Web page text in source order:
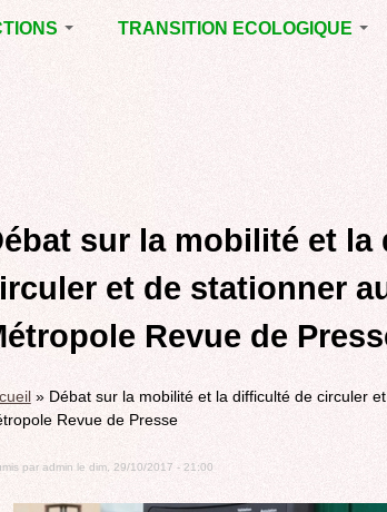
EN
ET A
TRANSITION ECOLOGIQUE
LA LUTTE CONTRE
BIODIVERSITE,
ENVIRONNEMENT,
URBANISME
sur la mobilité et
et de stationner
Revue de
» Débat sur la mobilité et la difficulté de circuler
Revue de Presse
par admin le dim, 29/10/2017 - 21:00